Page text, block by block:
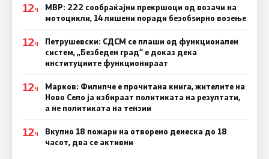
12Ч
МВР: 222 сообраќајни прекршоци од возачи на
мотоцикли, 14 лишени поради безобѕирно возење
12Ч
Петрушевски: СДСМ се плаши од функционален
систем, „Безбеден град“ е доказ дека
институциите функционираат
12Ч
Марков: Филипче е прочитана книга, жителите на
Ново Село ја избираат политиката на резултати,
а не политиката на тензии
12Ч
Вкупно 18 пожари на отворено денеска до 18
часот, два се активни